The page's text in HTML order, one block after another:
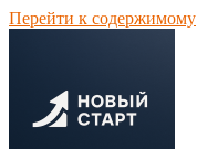
Перейти к содержимому